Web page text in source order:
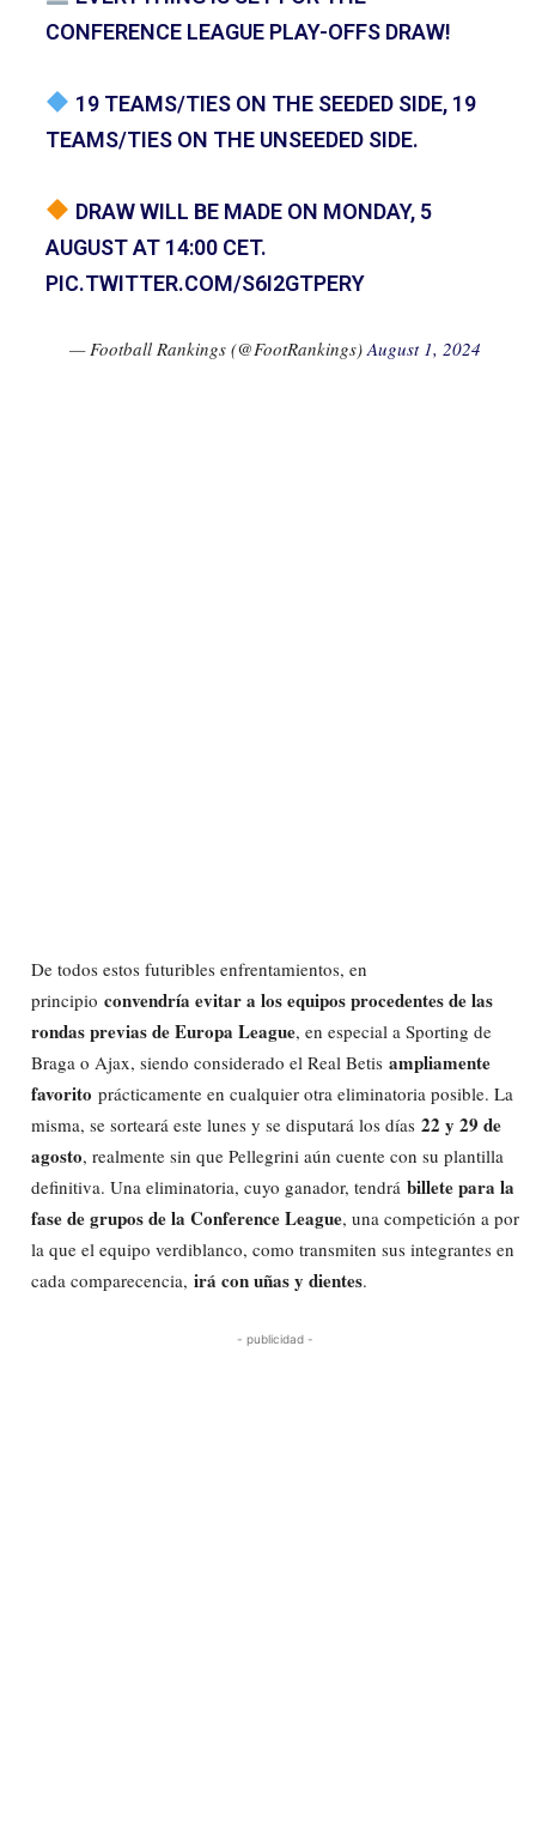
CONFERENCE LEAGUE PLAY-OFFS DRAW!
19 TEAMS/TIES ON THE SEEDED SIDE, 19
TEAMS/TIES ON THE UNSEEDED SIDE.
DRAW WILL BE MADE ON MONDAY, 5
AUGUST AT 14:00 CET.
PIC.TWITTER.COM/S6I2GTPERY
— Football Rankings (@FootRankings) August 1, 2024
De todos estos futuribles enfrentamientos, en
principio convendría evitar a los equipos procedentes de las
rondas previas de Europa League, en especial a Sporting de
Braga o Ajax, siendo considerado el Real Betis ampliamente
favorito prácticamente en cualquier otra eliminatoria posible. La
misma, se sorteará este lunes y se disputará los días 22 y 29 de
agosto, realmente sin que Pellegrini aún cuente con su plantilla
definitiva. Una eliminatoria, cuyo ganador, tendrá billete para la
fase de grupos de la Conference League, una competición a por
la que el equipo verdiblanco, como transmiten sus integrantes en
cada comparecencia, irá con uñas y dientes.
- publicidad -